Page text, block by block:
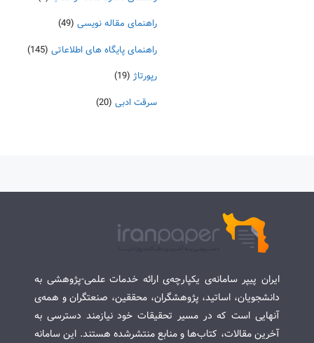
راهنمای مقاله نویسی (49)
راهنمای پایگاه های اطلاعاتی (145)
رپورتاژ (19)
سرقت ادبی (20)
ایران پیپر سامانه‌ی یکپارچه‌ی ارائه خدمات علمی-پژوهشی به
دانشجویان، اساتید، پژوهشگران، محققین، صنعتگران و همه‌ی
آنهایی است که در مسیر تحقیقات خود نیازمند دسترسی به
آخرین مقالات، کتاب‌ها و منابع منتشرشده هستند. این سامانه